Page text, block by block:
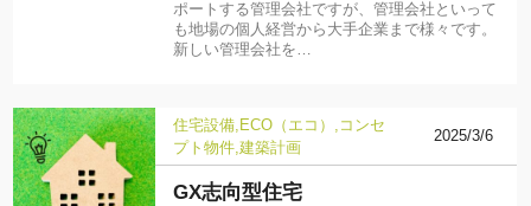
ポートする管理会社ですが、管理会社といって
も地場の個人経営から大手企業まで様々です。
新しい管理会社を…
住宅設備 ECO（エコ）
コンセ
プト物件 建築計画
2025/3/6
GX志向型住宅